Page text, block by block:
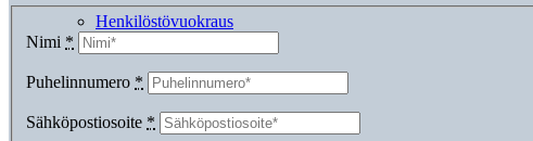
Henkilöstövuokraus
Nimi *
Puhelinnumero *
Sähköpostiosoite *